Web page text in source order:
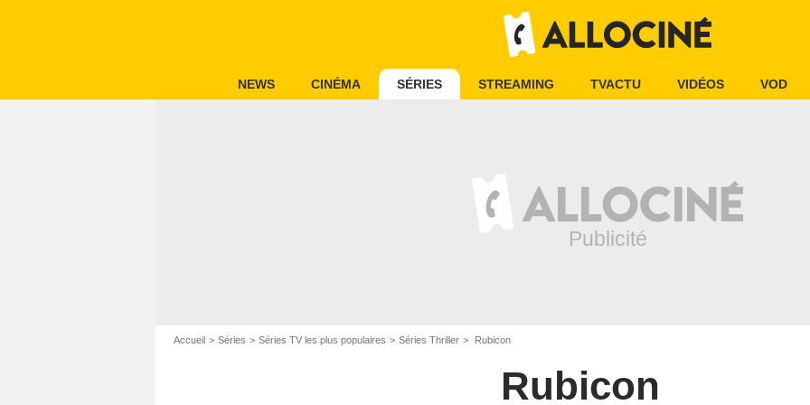
NEWS CINÉMA SÉRIES STREAMING TVACTU VIDÉOS VOD
Accueil Séries Séries TV les plus populaires Séries Thriller Rubicon
Rubicon